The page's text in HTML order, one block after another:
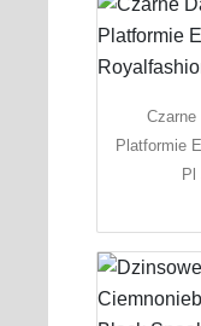
Czarne
Platformie
Pl